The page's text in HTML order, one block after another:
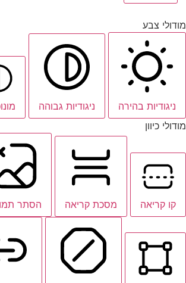
מודולי צבע
ניגודיות בהירה ניגודיות גבוהה
מודולי כיוון
קו קריאה מסכת קריאה הסתר